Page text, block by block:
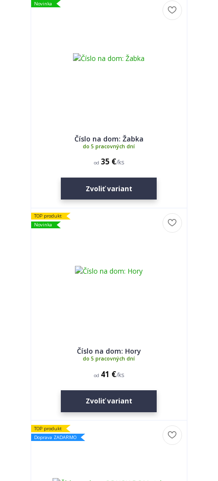
Novinka
Číslo na dom: Žabka
od 35 €/ks
do 5 pracovných dní
Zvoliť variant
TOP produkt
Novinka
Číslo na dom: Hory
od 41 €/ks
do 5 pracovných dní
Zvoliť variant
TOP produkt
Doprava ZADARMO